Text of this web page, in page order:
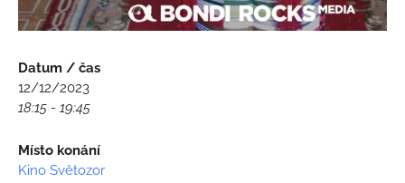
Datum / čas
12/12/2023
18:15 - 19:45
Místo konání
Kino Světozor